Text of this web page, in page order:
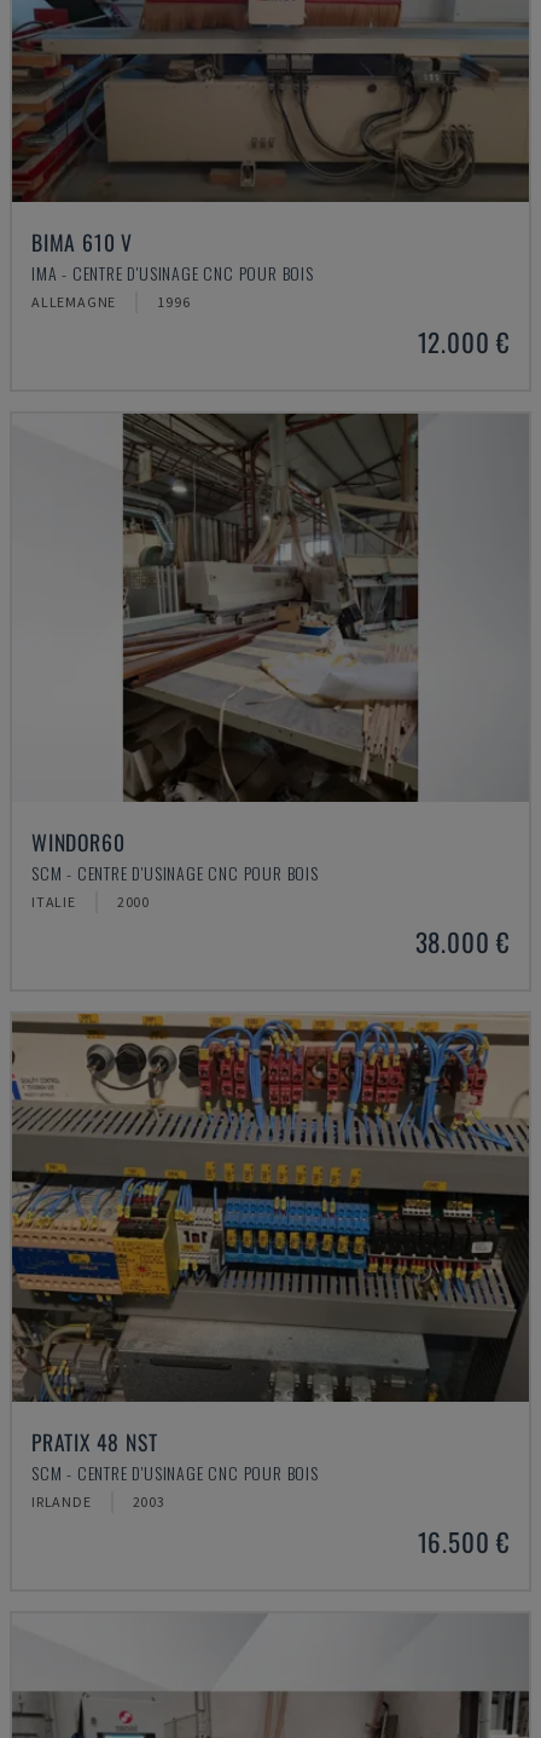
BIMA 610 V
IMA - CENTRE D'USINAGE CNC POUR BOIS
ALLEMAGNE 1996
12.000 €
WINDOR60
SCM - CENTRE D'USINAGE CNC POUR BOIS
ITALIE 2000
38.000 €
PRATIX 48 NST
SCM - CENTRE D'USINAGE CNC POUR BOIS
IRLANDE 2003
16.500 €